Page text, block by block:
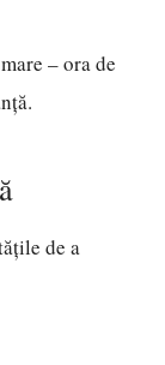
– ora de
de a